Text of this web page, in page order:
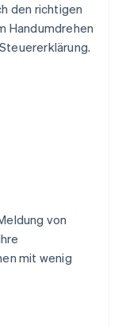
den richtigen
Handumdrehen
von
mit wenig